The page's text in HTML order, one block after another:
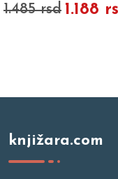
1.485 rsd 1.188
knjižara.com